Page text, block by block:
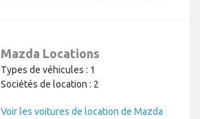
Mazda Locations
Types de véhicules : 1
Sociétés de location : 2
Voir les voitures de location de Mazda